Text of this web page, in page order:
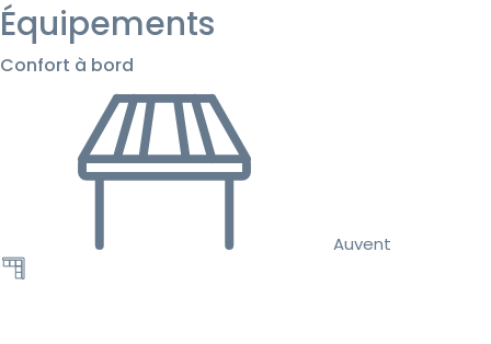
Équipements
Confort à bord
Auvent